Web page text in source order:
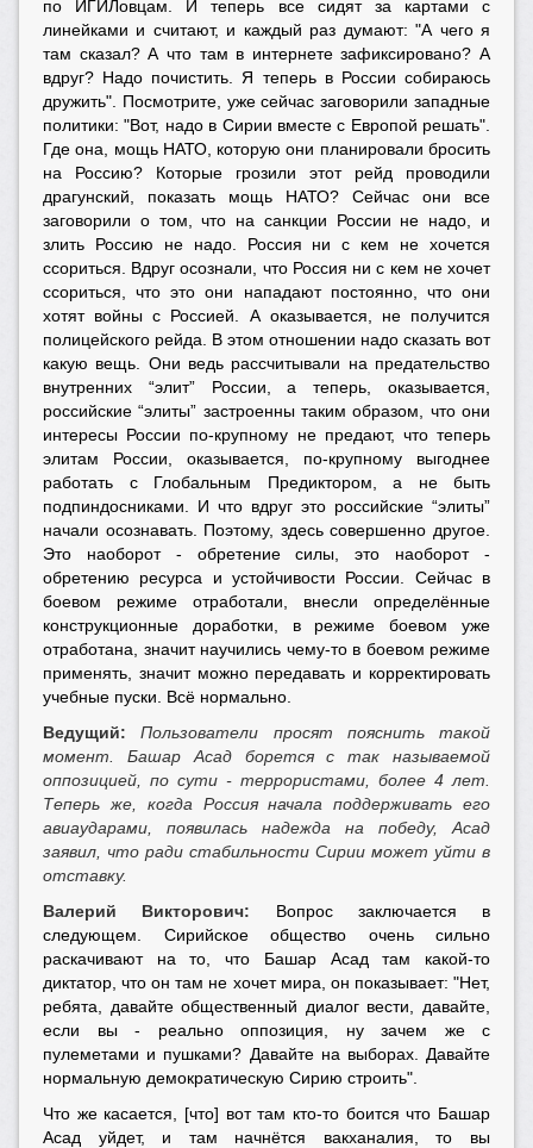
по ИГИЛовцам. И теперь все сидят за картами с
линейками и считают, и каждый раз думают: "А чего я
там сказал? А что там в интернете зафиксировано? А
вдруг? Надо почистить. Я теперь в России собираюсь
дружить". Посмотрите, уже сейчас заговорили западные
политики: "Вот, надо в Сирии вместе с Европой решать".
Где она, мощь НАТО, которую они планировали бросить
на Россию? Которые грозили этот рейд проводили
драгунский, показать мощь НАТО? Сейчас они все
заговорили о том, что на санкции России не надо, и
злить Россию не надо. Россия ни с кем не хочется
ссориться. Вдруг осознали, что Россия ни с кем не хочет
ссориться, что это они нападают постоянно, что они
хотят войны с Россией. А оказывается, не получится
полицейского рейда. В этом отношении надо сказать вот
какую вещь. Они ведь рассчитывали на предательство
внутренних “элит” России, а теперь, оказывается,
российские “элиты” застроенны таким образом, что они
интересы России по-крупному не предают, что теперь
элитам России, оказывается, по-крупному выгоднее
работать с Глобальным Предиктором, а не быть
подпиндосниками. И что вдруг это российские “элиты”
начали осознавать. Поэтому, здесь совершенно другое.
Это наоборот - обретение силы, это наоборот -
обретению ресурса и устойчивости России. Сейчас в
боевом режиме отработали, внесли определённые
конструкционные доработки, в режиме боевом уже
отработана, значит научились чему-то в боевом режиме
применять, значит можно передавать и корректировать
учебные пуски. Всё нормально.
Ведущий:Пользователи просят пояснить такой
момент. Башар Асад борется с так называемой
оппозицией, по сути - террористами, более 4 лет.
Теперь же, когда Россия начала поддерживать его
авиаударами, появилась надежда на победу, Асад
заявил, что ради стабильности Сирии может уйти в
отставку.
Валерий Викторович: Вопрос заключается в
следующем. Сирийское общество очень сильно
раскачивают на то, что Башар Асад там какой-то
диктатор, что он там не хочет мира, он показывает: "Нет,
ребята, давайте общественный диалог вести, давайте,
если вы - реально оппозиция, ну зачем же с
пулеметами и пушками? Давайте на выборах. Давайте
нормальную демократическую Сирию строить".
Что же касается, [что] вот там кто-то боится что Башар
Асад уйдет, и там начнётся вакханалия, то вы